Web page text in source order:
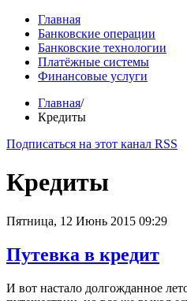
Главная
Банковские операции
Банковские технологии
Платёжные системы
Финансовые услуги
Главная/
Кредиты
Подписаться на этот канал RSS
Кредиты
Пятница, 12 Июнь 2015 09:29
Путевка в кредит
И вот настало долгожданное